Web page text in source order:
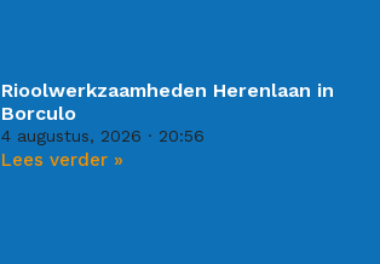
Rioolwerkzaamheden Herenlaan in
Borculo
4 augustus, 2026 20:56
Lees verder »